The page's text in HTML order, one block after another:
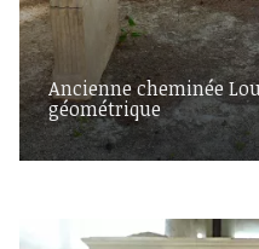
Ancienne cheminée
géométrique